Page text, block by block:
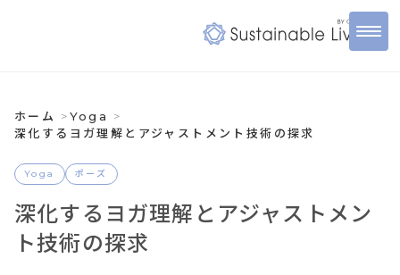
ホーム
Yoga
深化するヨガ理解とアジャストメント技術の探求
Yoga ポーズ
深化するヨガ理解とアジャストメン
ト技術の探求